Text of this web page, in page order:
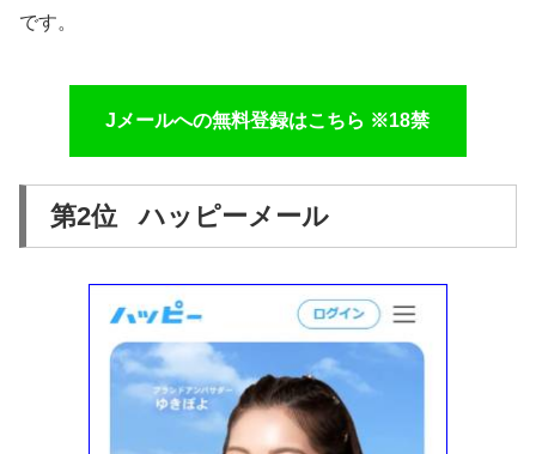
です。
Jメールへの無料登録はこちら ※18禁
第2位 ハッピーメール